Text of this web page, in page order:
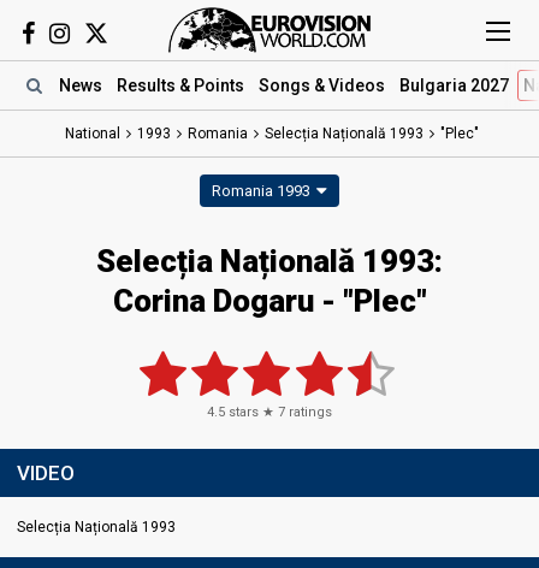
News Results & Points Songs & Videos Bulgaria 2027
National 1993 Romania Selecția Națională 1993 "Plec"
Romania 1993
Selecția Națională 1993:
Corina Dogaru - "Plec"
4.5 stars ★ 7 ratings
VIDEO
Selecția Națională 1993